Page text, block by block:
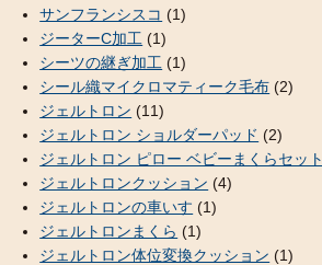
サンフランシスコ (1)
ジーターC加工 (1)
シーツの継ぎ加工 (1)
シール織マイクロマティーク毛布 (2)
ジェルトロン (11)
ジェルトロン ショルダーパッド (2)
ジェルトロン ピロー ベビーまくらセット
ジェルトロンクッション (4)
ジェルトロンの車いす (1)
ジェルトロンまくら (1)
ジェルトロン体位変換クッション (1)